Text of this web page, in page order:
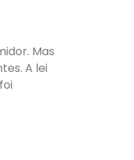
Mas
A lei